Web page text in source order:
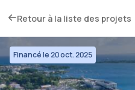
Retour à la liste des projets
Financé le 20 oct. 2025